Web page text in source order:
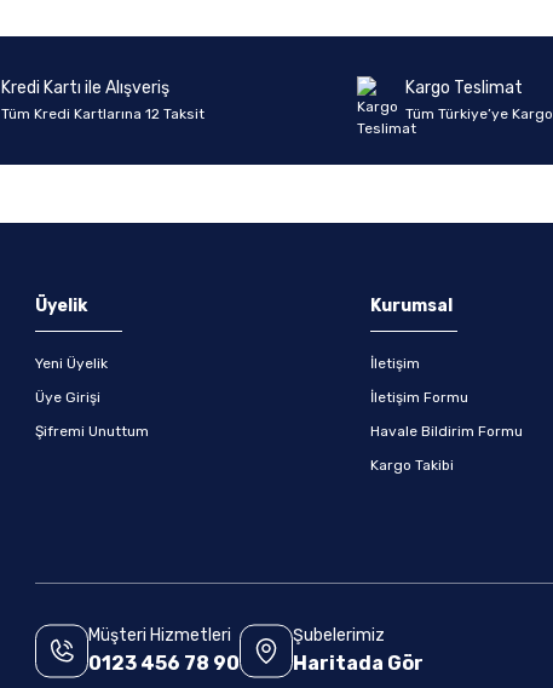
Kredi Kartı ile Alışveriş
Tüm Kredi Kartlarına 12 Taksit
Kargo Teslimat
Tüm Türkiye’ye
Üyelik
Yeni Üyelik
Üye Girişi
Şifremi Unuttum
Kurumsal
İletişim
İletişim Formu
Havale Bildirim Formu
Kargo Takibi
Müşteri Hizmetleri
0123 456 78 90
Şubelerimiz
Haritada Gör